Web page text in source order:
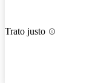
Trato justo